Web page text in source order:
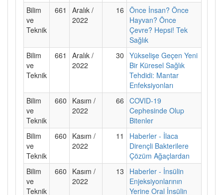
Bilim
ve
Teknik
661
Aralık /
2022
16 Önce İnsan? Önce
Hayvan? Önce
Çevre? Hepsi! Tek
Sağlık
Bilim
ve
Teknik
661
Aralık /
2022
30 Yükselişe Geçen Yeni
Bir Küresel Sağlık
Tehdidi: Mantar
Enfeksiyonları
Bilim
ve
Teknik
660
Kasım /
2022
66 COVID-19
Cephesinde Olup
Bitenler
Bilim
ve
Teknik
660
Kasım /
2022
11
Haberler - İlaca
Dirençli Bakterilere
Çözüm Ağaçlardan
Bilim
ve
Teknik
660
Kasım /
2022
13
Haberler - İnsülin
Enjeksiyonlarının
Yerine Oral İnsülin